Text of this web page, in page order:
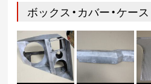
ボックス・カバー・ケース